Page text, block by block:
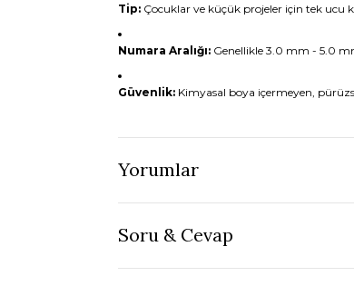
Tip: Çocuklar ve küçük projeler için tek ucu
Numara Aralığı: Genellikle 3.0 mm - 5.0
Güvenlik: Kimyasal boya içermeyen,
Yorumlar
Soru & Cevap